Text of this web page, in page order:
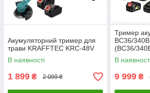
Акумуляторний тример для
трави KRAFFTEC KRC-48V
В наявності
1 899 ₴ 2 099 ₴
Тример
BC36/
(BC36/
В
9 999 ₴